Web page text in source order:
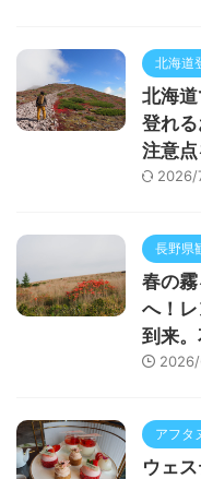
北海道
北海
登れる
注意
2026/
長野県
春の
へ！
到来
アフタ
ウェ